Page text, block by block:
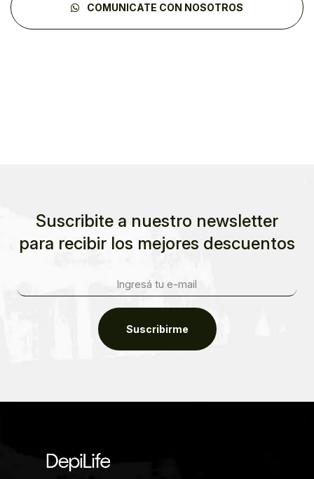
COMUNICATE CON NOSOTROS
Suscribite a nuestro newsletter
para recibir los mejores descuentos
Suscribirme